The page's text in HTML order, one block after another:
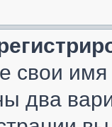
свои
два